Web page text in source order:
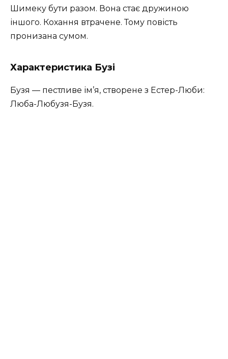
Шимеку бути разом. Вона стає дружиною
іншого. Кохання втрачене. Тому повість
пронизана сумом.
Характеристика Бузі
Бузя — пестливе ім’я, створене з Естер-Люби:
Люба-Любузя-Бузя.